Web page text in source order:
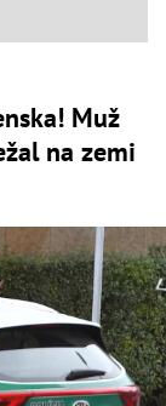
Muž
na zemi